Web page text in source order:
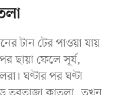
টান টের পাওয়া যায়
ছায়া ফেলে সূর্য,
ঘণ্টার পর ঘণ্টা